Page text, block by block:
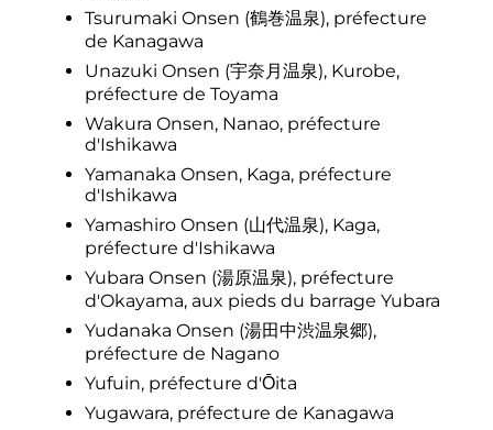
Tsurumaki Onsen (鶴巻温泉), préfecture
de Kanagawa
Unazuki Onsen (宇奈月温泉), Kurobe,
préfecture de Toyama
Wakura Onsen, Nanao, préfecture
d'Ishikawa
Yamanaka Onsen, Kaga, préfecture
d'Ishikawa
Yamashiro Onsen (山代温泉), Kaga,
préfecture d'Ishikawa
Yubara Onsen (湯原温泉), préfecture
d'Okayama, aux pieds du barrage Yubara
Yudanaka Onsen (湯田中渋温泉郷),
préfecture de Nagano
Yufuin, préfecture d'Ōita
Yugawara, préfecture de Kanagawa